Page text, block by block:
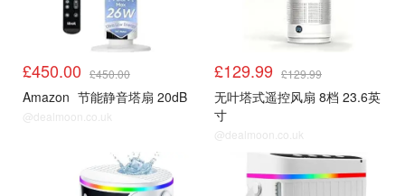
£450.00 £450.00
Amazon 节能静音塔扇 20dB
@dealmoon.co.uk
£129.99 £129.99
无叶塔式遥控风扇 8档 23.6英
寸
@dealmoon.co.uk